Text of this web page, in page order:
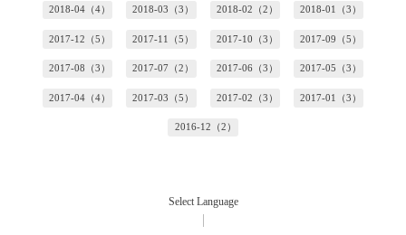
2018-04（4） 2018-03（3） 2018-02（2） 2018-01（3）
2017-12（5） 2017-11（5） 2017-10（3） 2017-09（5）
2017-08（3） 2017-07（2） 2017-06（3） 2017-05（3）
2017-04（4） 2017-03（5） 2017-02（3） 2017-01（3）
2016-12（2）
Select Language